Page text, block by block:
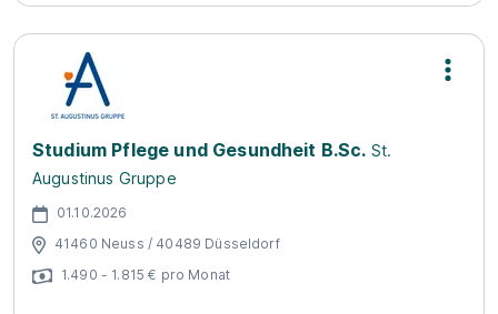
Studium Pflege und Gesundheit B.Sc. St.
Augustinus Gruppe
01.10.2026
41460 Neuss / 40489 Düsseldorf
1.490 - 1.815 € pro Monat